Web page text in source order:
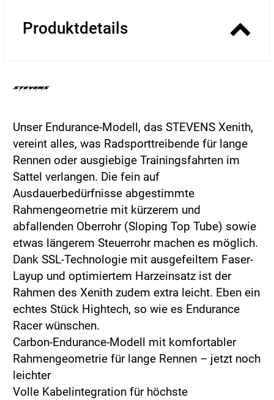
Produktdetails
Unser Endurance-Modell, das STEVENS Xenith,
vereint alles, was Radsporttreibende für lange
Rennen oder ausgiebige Trainingsfahrten im
Sattel verlangen. Die fein auf
Ausdauerbedürfnisse abgestimmte
Rahmengeometrie mit kürzerem und
abfallenden Oberrohr (Sloping Top Tube) sowie
etwas längerem Steuerrohr machen es möglich.
Dank SSL-Technologie mit ausgefeiltem Faser-
Layup und optimiertem Harzeinsatz ist der
Rahmen des Xenith zudem extra leicht. Eben ein
echtes Stück Hightech, so wie es Endurance
Racer wünschen.
Carbon-Endurance-Modell mit komfortabler
Rahmengeometrie für lange Rennen – jetzt noch
leichter
Volle Kabelintegration für höchste